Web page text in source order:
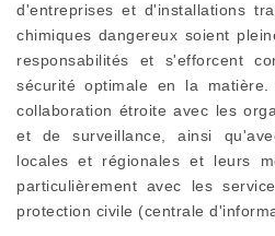
d'entreprises et d'installations
chimiques dangereux soient
responsabilités et s'efforcent
sécurité optimale en la
collaboration étroite avec les
et de surveillance, ainsi
locales et régionales et leurs
particulièrement avec les
protection civile (centrale